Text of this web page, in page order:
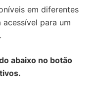
em diferentes
para um
abaixo no botão